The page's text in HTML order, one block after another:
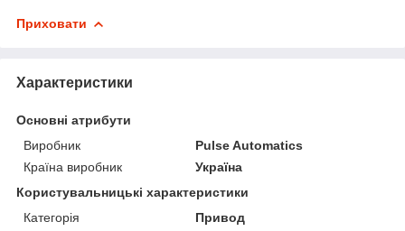
Приховати
Характеристики
Основні атрибути
Виробник
Pulse Automatics
Країна виробник
Україна
Користувальницькі характеристики
Категорія
Привод